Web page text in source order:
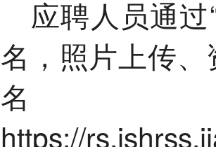
应聘人员通过
名，照片上传
名
https://